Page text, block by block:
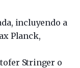
incluyendo a
Planck,
Stringer o